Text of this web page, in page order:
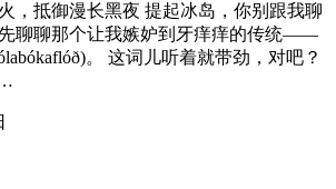
，抵御漫长黑夜 提起冰岛，你别跟我聊
聊聊那个让我嫉妒到牙痒痒的传统——
。 这词儿听着就带劲，对吧？